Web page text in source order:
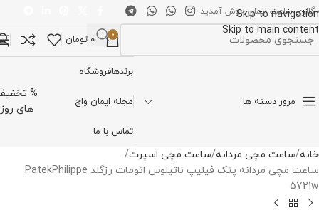
Skip to navigation
Skip to main content
گالری ساعت ایمان خوش آمدید
0
0 تومان
مرور دسته ها
برندهافروشگاه
مجله ایمان واچ
تماس با ما
%
های روز
خانه ساعت مچی مردانه ساعت مچی اسپرت
ساعت مچی مردانه پتک فیلیپ ناتیلوس اتومات رزگلد PatekPhilippe
5721w